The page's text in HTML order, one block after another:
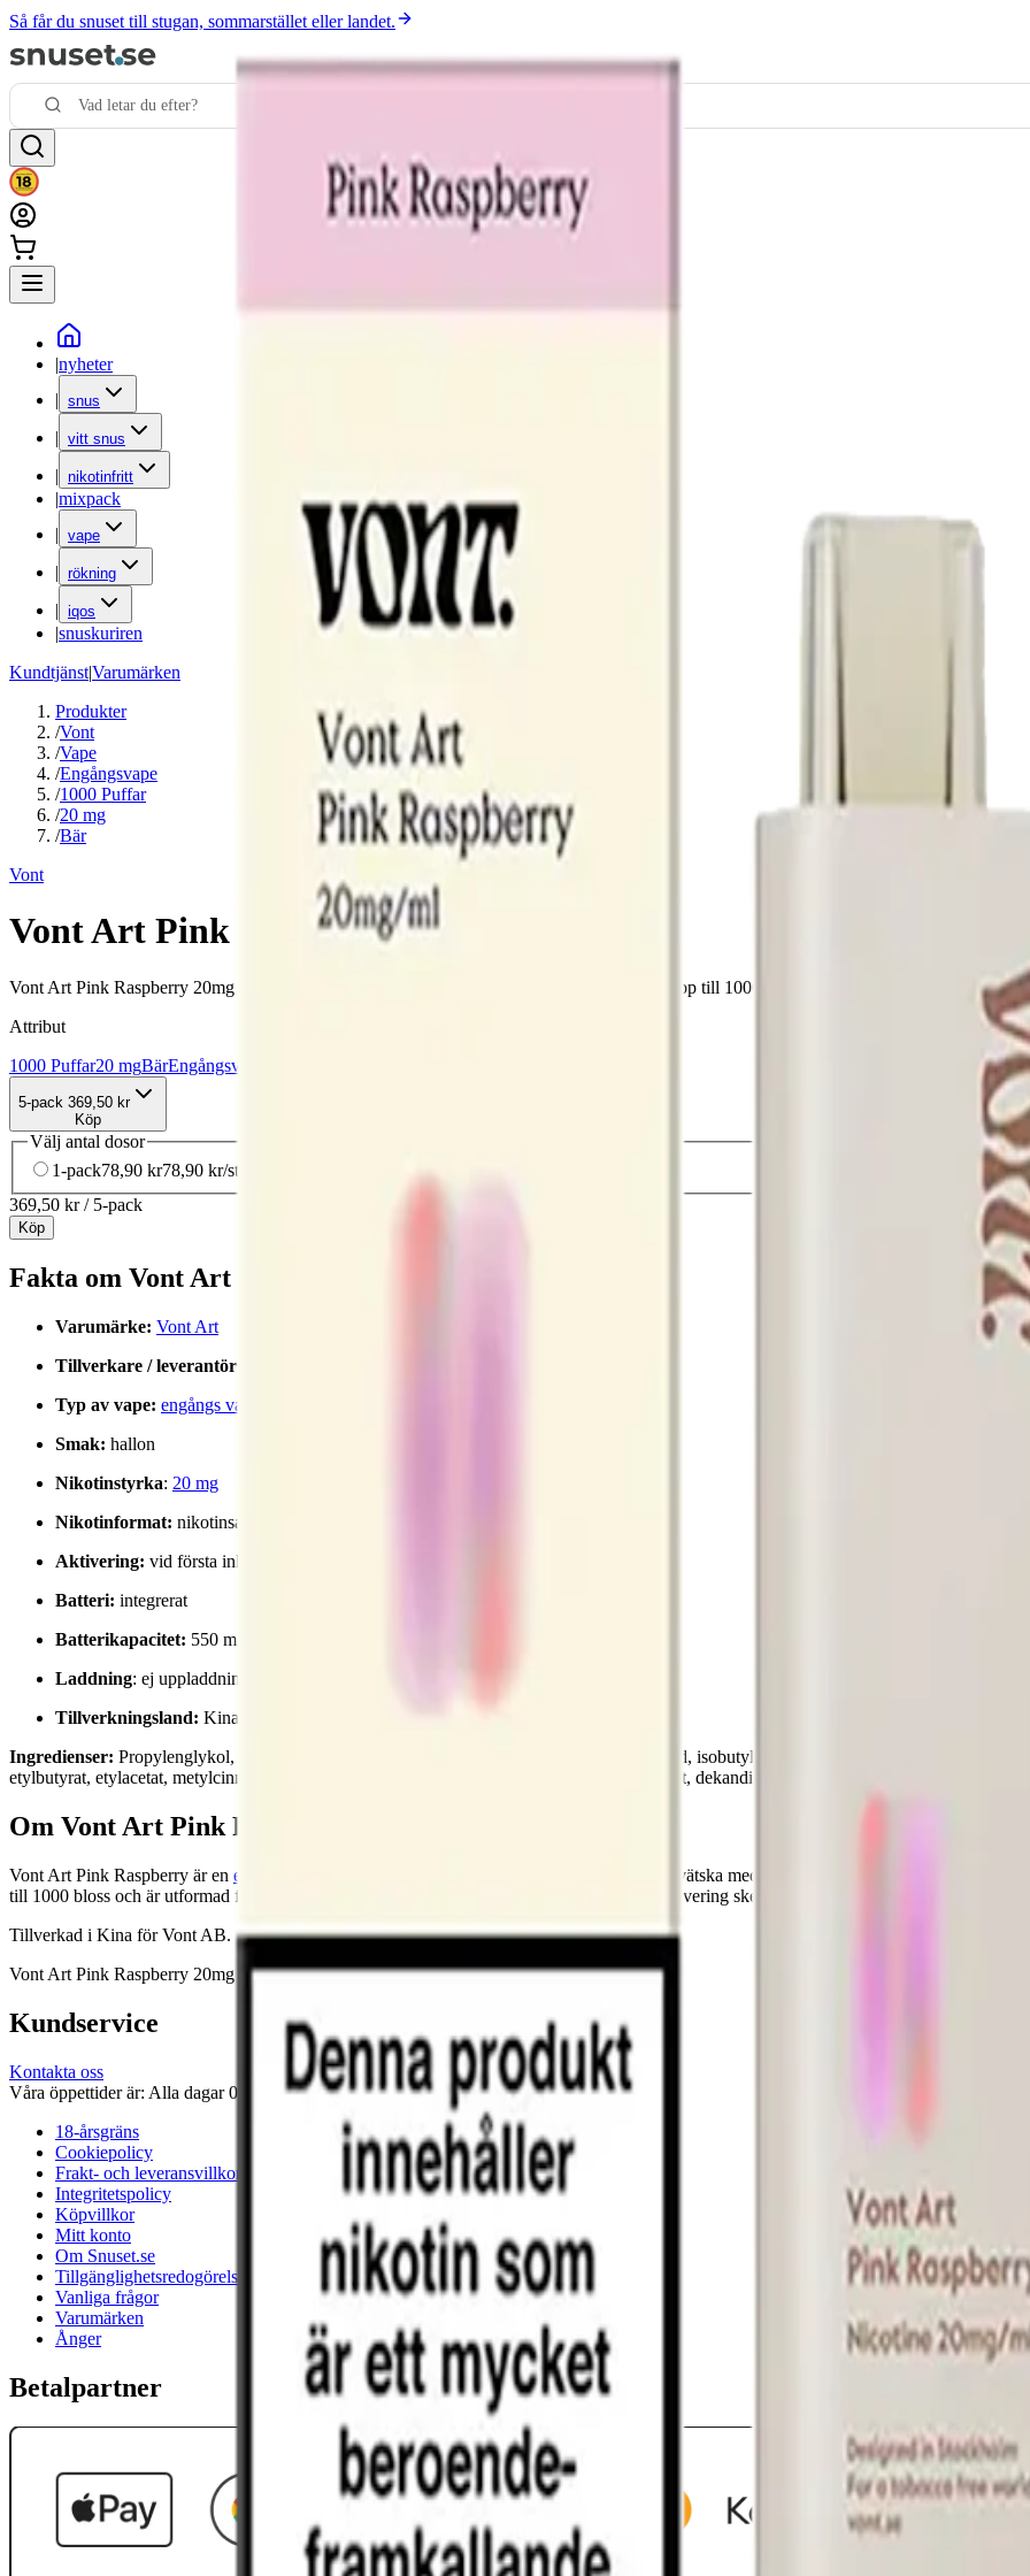
Så får du snuset till stugan, sommarstället eller landet.
|nyheter
| snus
| vitt snus
| nikotinfritt
|mixpack
| vape
| rökning
| iqos
|snuskuriren
Kundtjänst|Varumärken
Produkter
/Vont
/Vape
/Engångsvape
/1000 Puffar
/20 mg
/Bär
Vont
Vont Art Pink Raspberry 20mg
Vont Art Pink Raspberry 20mg är en engångsvape med smak av hallon, 2 ml e-vätska, och upp till 1000 puffar utan påfyllning eller laddning.
Attribut
1000 Puffar20 mgBärEngångsvape
5-pack 369,50 kr
Köp
Välj antal dosor
1-pack78,90 kr78,90 kr/st 73,90 kr
369,50 kr / 5-pack
Köp
Fakta om Vont Art Pink Raspberry 20mg Engångsvape
Varumärke: Vont Art
Tillverkare / leverantör:
Typ av vape: engångs vape
Smak: hallon
Nikotinstyrka: 20 mg
Nikotinformat: nikotinsalter
Aktivering: vid första inhalering
Batteri: integrerat
Batterikapacitet: 550 mAh
Laddning: ej uppladdningsbart
Tillverkningsland: Kina
Ingredienser: Propylenglykol, glycerin, triacetin, nikotinbensoat, trimetylisopropylbutanamid, isobutylacetat, alkohol, 3-hexenol,
etylbutyrat, etylacetat, metylcinnamat, etylkaproat, 3-hexenylacetat, propylacetat, bensylacetat, dekandisyra dietylester, n-hexylacetat
Om Vont Art Pink Raspberry 20mg
Vont Art Pink Raspberry är en engångsvape
med smak av hallon. Enheten innehåller 2 ml e-vätska med nikotinstyrka 20 mg/ml
till 1000 bloss och är utformad för omedelbar användning utan laddning eller påfyllning. Aktivering sker vid första inhalering. Batteri:
Tillverkad i Kina för Vont AB.
Vont Art Pink Raspberry 20mg bör hanteras som elektronikavfall efter användning.
Kundservice
Kontakta oss
Våra öppettider är: Alla dagar 08:00 - 18:00 Vi svarar vanligtvis inom 24 timmar på vardagar.
18-årsgräns
Cookiepolicy
Frakt- och leveransvillkor
Integritetspolicy
Köpvillkor
Mitt konto
Om Snuset.se
Tillgänglighetsredogörelse
Vanliga frågor
Varumärken
Ånger
Betalpartner